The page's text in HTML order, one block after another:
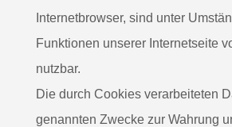
Internetbrowser, sind unter
Funktionen unserer Internetseite
nutzbar.
Die durch Cookies verarbeiteten
genannten Zwecke zur Wahrung